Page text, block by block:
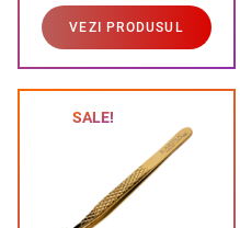
VEZI PRODUSUL
SALE!